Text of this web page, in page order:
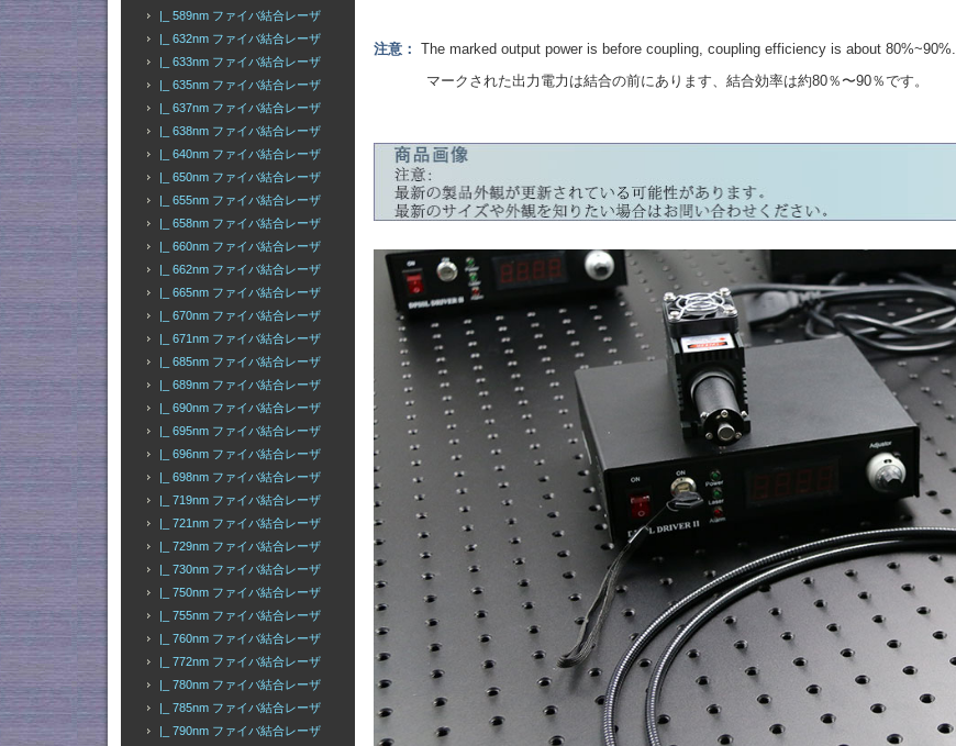
|_ 589nm ファイバ結合レーザ
|_ 632nm ファイバ結合レーザ
|_ 633nm ファイバ結合レーザ
|_ 635nm ファイバ結合レーザ
|_ 637nm ファイバ結合レーザ
|_ 638nm ファイバ結合レーザ
|_ 640nm ファイバ結合レーザ
|_ 650nm ファイバ結合レーザ
|_ 655nm ファイバ結合レーザ
|_ 658nm ファイバ結合レーザ
|_ 660nm ファイバ結合レーザ
|_ 662nm ファイバ結合レーザ
|_ 665nm ファイバ結合レーザ
|_ 670nm ファイバ結合レーザ
|_ 671nm ファイバ結合レーザ
|_ 685nm ファイバ結合レーザ
|_ 689nm ファイバ結合レーザ
|_ 690nm ファイバ結合レーザ
|_ 695nm ファイバ結合レーザ
|_ 696nm ファイバ結合レーザ
|_ 698nm ファイバ結合レーザ
|_ 719nm ファイバ結合レーザ
|_ 721nm ファイバ結合レーザ
|_ 729nm ファイバ結合レーザ
|_ 730nm ファイバ結合レーザ
|_ 750nm ファイバ結合レーザ
|_ 755nm ファイバ結合レーザ
|_ 760nm ファイバ結合レーザ
|_ 772nm ファイバ結合レーザ
|_ 780nm ファイバ結合レーザ
|_ 785nm ファイバ結合レーザ
|_ 790nm ファイバ結合レーザ
注意： The marked output power is before coupling, coupling efficiency is about 80%~90%.
マークされた出力電力は結合の前にあります、結合効率は約80％〜90％です。